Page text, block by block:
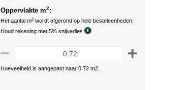
Oppervlakte m2:
Het aantal m2 wordt afgerond op hele besteleenheden.
Houd rekening met 5% snijverlies
Hoeveelheid is aangepast naar 0.72 m2.